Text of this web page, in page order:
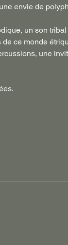
envie de
un son
ce monde
une